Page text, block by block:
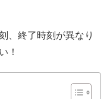
、終了時刻が異なり
！